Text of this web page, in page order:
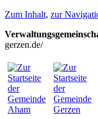
Zum Inhalt, zur
gerzen.de/